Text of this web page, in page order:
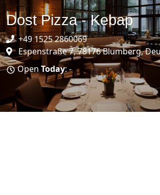
Dost Pizza - Kebap
+49 1525 2860069
Espenstraße 7, 78176 Blumberg,
Open Today: -